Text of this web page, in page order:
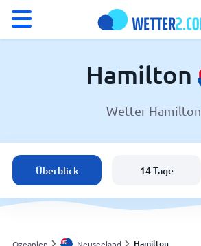
Wetter in Hamilton
Neuseeland
Schweiz
Deutschland
Hamilton
Wetter Hamilton
Überblick 14 Tage
Ozeanien Neuseeland Hamilton